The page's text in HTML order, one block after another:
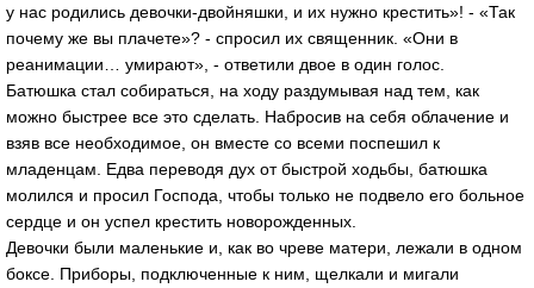
у нас родились девочки-двойняшки, и их нужно крестить»! - «Так
почему же вы плачете»? - спросил их священник. «Они в
реанимации… умирают», - ответили двое в один голос.
Батюшка стал собираться, на ходу раздумывая над тем, как
можно быстрее все это сделать. Набросив на себя облачение и
взяв все необходимое, он вместе со всеми поспешил к
младенцам. Едва переводя дух от быстрой ходьбы, батюшка
молился и просил Господа, чтобы только не подвело его больное
сердце и он успел крестить новорожденных.
Девочки были маленькие и, как во чреве матери, лежали в одном
боксе. Приборы, подключенные к ним, щелкали и мигали